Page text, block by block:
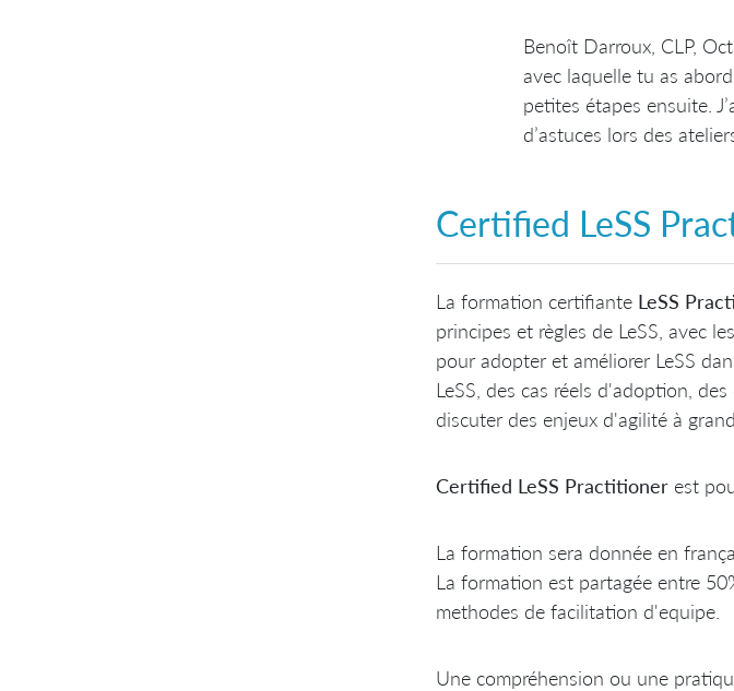
Benoît Darroux, CLP,
avec laquelle tu as
petites étapes ensuite.
d’astuces lors des
Certified LeSS
La formation certifiante LeSS
principes et règles de LeSS, avec
pour adopter et améliorer LeSS
LeSS, des cas réels d'adoption,
discuter des enjeux d'agilité à
Certified LeSS Practitioner est
La formation sera donnée en
La formation est partagée entre
methodes de facilitation d'equipe.
Une compréhension ou une